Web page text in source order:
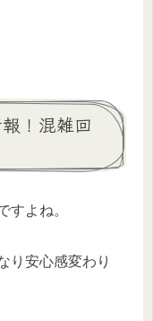
！混雑回
すよね。
り安心感変わり